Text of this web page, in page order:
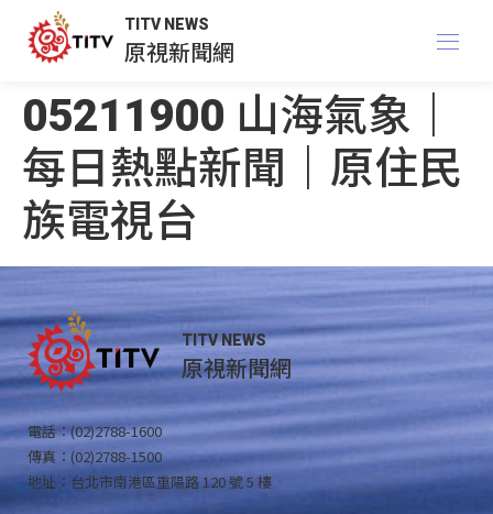
TITV NEWS
原視新聞網
05211900 山海氣象｜
每日熱點新聞｜原住民
族電視台
TITV NEWS
原視新聞網
電話：(02)2788-1600
傳真：(02)2788-1500
地址：台北市南港區重陽路 120 號 5 樓